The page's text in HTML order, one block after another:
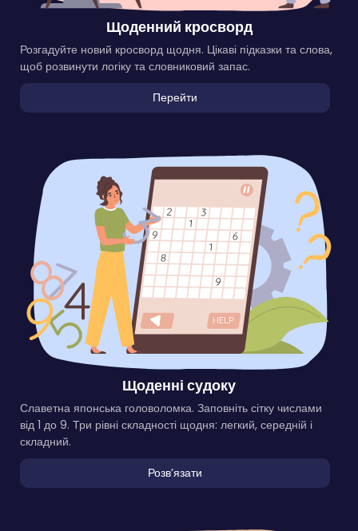
Щоденний кросворд
Розгадуйте новий кросворд щодня. Цікаві підказки та слова,
щоб розвинути логіку та словниковий запас.
Перейти
Щоденні судоку
Славетна японська головоломка. Заповніть сітку числами
від 1 до 9. Три рівні складності щодня: легкий, середній і
складний.
Розвʼязати